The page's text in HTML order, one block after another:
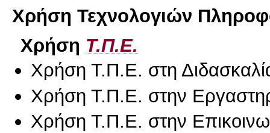
Χρήση Τεχνολογιών
Χρήση Τ.Π.Ε.
Χρήση Τ.Π.Ε. στη
Χρήση Τ.Π.Ε. στην
Χρήση Τ.Π.Ε. στην